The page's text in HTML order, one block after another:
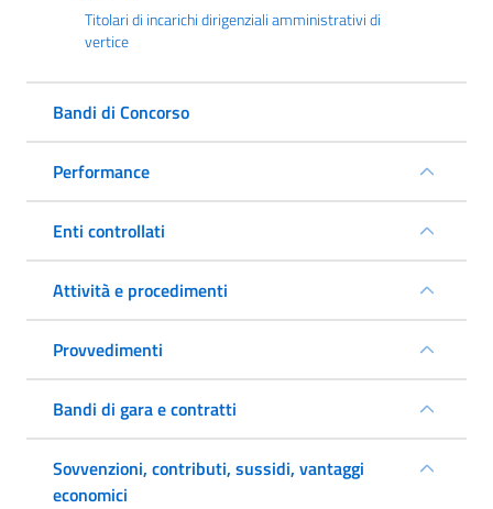
Titolari di incarichi dirigenziali amministrativi di
vertice
Bandi di Concorso
Performance
Enti controllati
Attività e procedimenti
Provvedimenti
Bandi di gara e contratti
Sovvenzioni, contributi, sussidi, vantaggi
economici